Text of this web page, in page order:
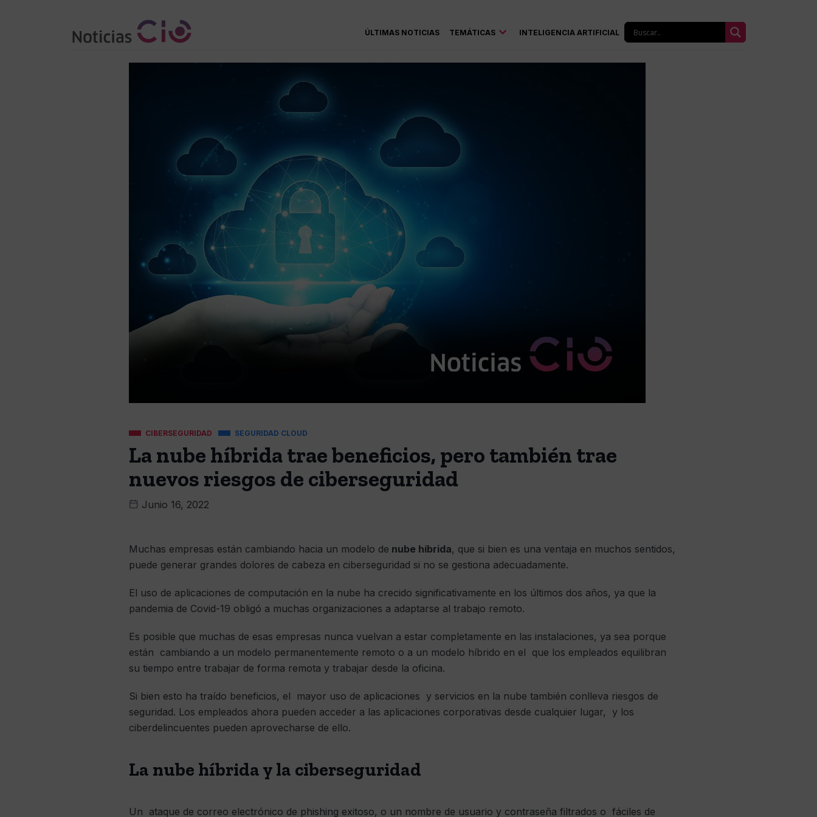
ÚLTIMAS NOTICIAS TEMÁTICAS INTELIGENCIA ARTIFICIAL
CIBERSEGURIDAD SEGURIDAD CLOUD
La nube híbrida trae beneficios, pero también trae
nuevos riesgos de ciberseguridad
Junio 16, 2022
Muchas empresas están cambiando hacia un modelo de nube híbrida, que si bien es una ventaja en muchos sentidos,
puede generar grandes dolores de cabeza en ciberseguridad si no se gestiona adecuadamente.
El uso de aplicaciones de computación en la nube ha crecido significativamente en los últimos dos años, ya que la
pandemia de Covid-19 obligó a muchas organizaciones a adaptarse al trabajo remoto.
Es posible que muchas de esas empresas nunca vuelvan a estar completamente en las instalaciones, ya sea porque
están cambiando a un modelo permanentemente remoto o a un modelo híbrido en el que los empleados equilibran
su tiempo entre trabajar de forma remota y trabajar desde la oficina.
Si bien esto ha traído beneficios, el mayor uso de aplicaciones y servicios en la nube también conlleva riesgos de
seguridad. Los empleados ahora pueden acceder a las aplicaciones corporativas desde cualquier lugar, y los
ciberdelincuentes pueden aprovecharse de ello.
La nube híbrida y la ciberseguridad
Un ataque de correo electrónico de phishing exitoso, o un nombre de usuario y contraseña filtrados o fáciles de